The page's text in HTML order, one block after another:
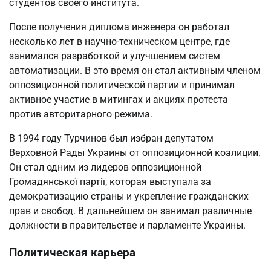
студентов своего института.
После получения диплома инженера он работал
несколько лет в научно-техническом центре, где
занимался разработкой и улучшением систем
автоматизации. В это время он стал активным членом
оппозиционной политической партии и принимал
активное участие в митингах и акциях протеста
против авторитарного режима.
В 1994 году Турчинов был избран депутатом
Верховной Рады Украины от оппозиционной коалиции.
Он стал одним из лидеров оппозиционной
Громадянської партії, которая выступала за
демократизацию страны и укрепление гражданских
прав и свобод. В дальнейшем он занимал различные
должности в правительстве и парламенте Украины.
Политическая карьера